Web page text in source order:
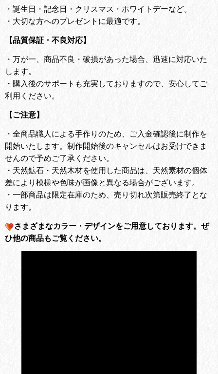
・ 誕生日・記念日・クリスマス・ホワイトデーなど。
・ 大切な方へのプレゼントに最適です。
【品質保証・不良対応】
・ 万が一、商品不良・破損があった場合、迅速に対応いた
します。
・ 購入後のサポートも充実しておりますので、安心してご
利用ください。
【ご注意】
・全商品職人による手作りのため、ご入金確認後に制作を
開始いたします。 制作開始後のキャンセルはお受けできま
せんので予めご了承ください。
・天然鉱石・天然木材を使用した商品は、天然素材の個体
差により模様や色味が画像と異なる場合がございます。
・一部商品は限定在庫のため、売り切れ次第販売終了とな
ります。
さまざまなカラー・デザインをご用意しております。 ぜ
ひ他の商品もご覧ください。